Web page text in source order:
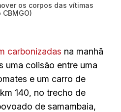
os corpos das vítimas
carbonizadas na manhã
uma colisão entre uma
e um carro de
140, no trecho de
de samambaia,